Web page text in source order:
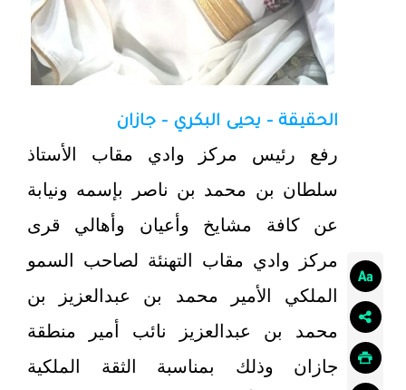
الحقيقة - يحيى البكري - جازان
رفع رئيس مركز وادي مقاب الأستاذ
سلطان بن محمد بن ناصر بإسمه ونيابة
عن كافة مشايخ وأعيان وأهالي قرى
مركز وادي مقاب التهنئة لصاحب السمو
الملكي الأمير محمد بن عبدالعزيز بن
محمد بن عبدالعزيز نائب أمير منطقة
جازان وذلك بمناسبة الثقة الملكية